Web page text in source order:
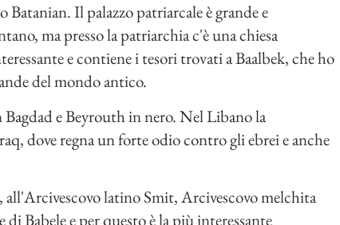
Il palazzo patriarcale è grande e
ma presso la patriarchia c'è una chiesa
e contiene i tesori trovati a Baalbek, che ho
del mondo antico.
e Beyrouth in nero. Nel Libano la
dove regna un forte odio contro gli ebrei e anche
latino Smit, Arcivescovo melchita
Babele e per questo è la più interessante